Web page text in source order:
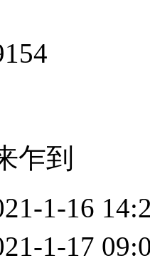
乍到
1-16
1-17